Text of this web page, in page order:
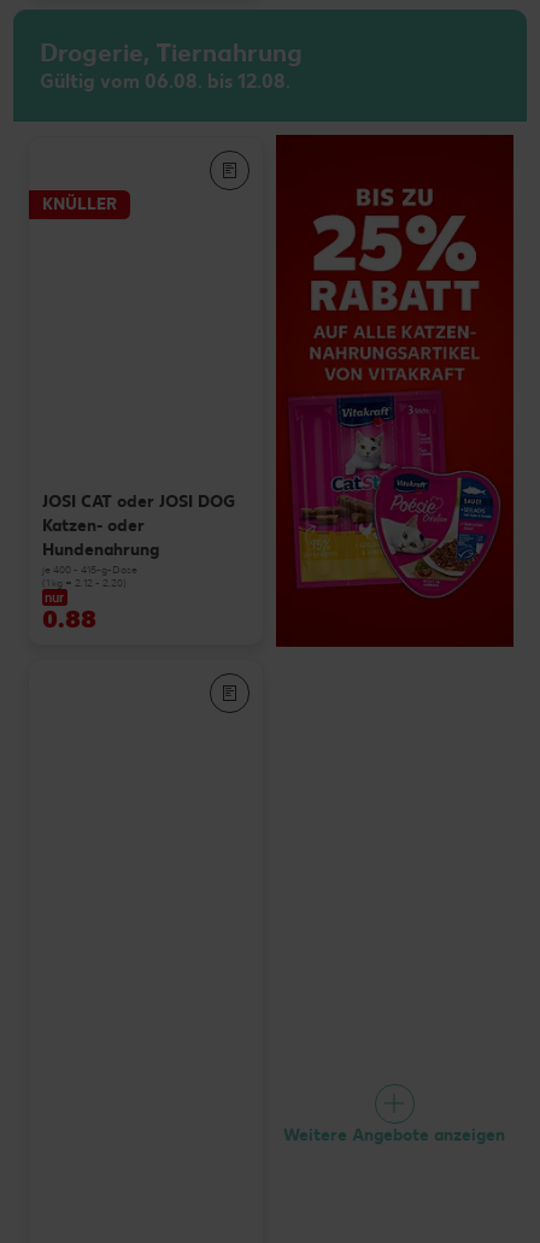
Drogerie, Tiernahrung
Gültig vom 06.08. bis 12.08.
KNÜLLER
JOSI CAT oder JOSI DOG
Katzen- oder
Hundenahrung
je 400 - 415-g-Dose
(1 kg = 2.12 - 2.20)
nur
0.88
Weitere Angebote anzeigen